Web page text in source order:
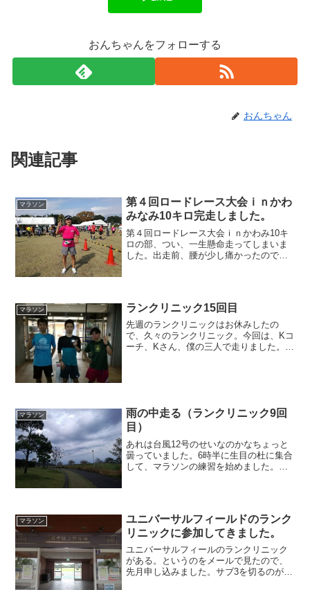
おんちゃんをフォローする
おんちゃん
関連記事
マラソン
第４回ロードレース大会ｉｎかわ
みなみ10キロ完走しました。
第４回ロードレース大会ｉｎかわみ10キ
ロの部、つい、一生懸命走ってしまいま
した。出走前、腰が少し痛かったので、
マラソン ランクリニック15回目
先週のランクリニックはお休みしたの
で、久々のランクリニック。今回は、Kコ
ーチ、Kさん、僕の三人で走りました。ス
マラソン
雨の中走る（ランクリニック9回
目）
あれは台風12号のせいなのかなちょっと
曇っていました。6時半に生目の杜に集合
して、マラソンの練習を始めました。雨
マラソン
ユニバーサルフィールドのランク
リニックに参加してきました。
ユニバーサルフィールのランクリニック
がある。というのをメールで見たので、
先月申し込みました。サブ3を切るのが目